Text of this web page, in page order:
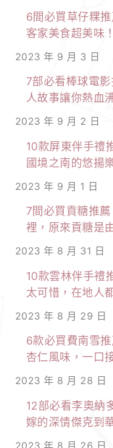
6間必買草仔粿
客家美食超美味！
2023 年 9 月 3 日
7部必看棒球電
人故事讓你熱血
2023 年 9 月 2 日
10款屏東伴手禮
國境之南的悠揚
2023 年 9 月 1 日
7間必買貢糖推
裡，原來貢糖是
2023 年 8 月 31 日
10款雲林伴手禮
太可惜，在地人
2023 年 8 月 29 日
6款必買費南雪
杏仁風味，一口
2023 年 8 月 28 日
12部必看李奧納
嫁的深情傑克到
2023 年 8 月 26 日